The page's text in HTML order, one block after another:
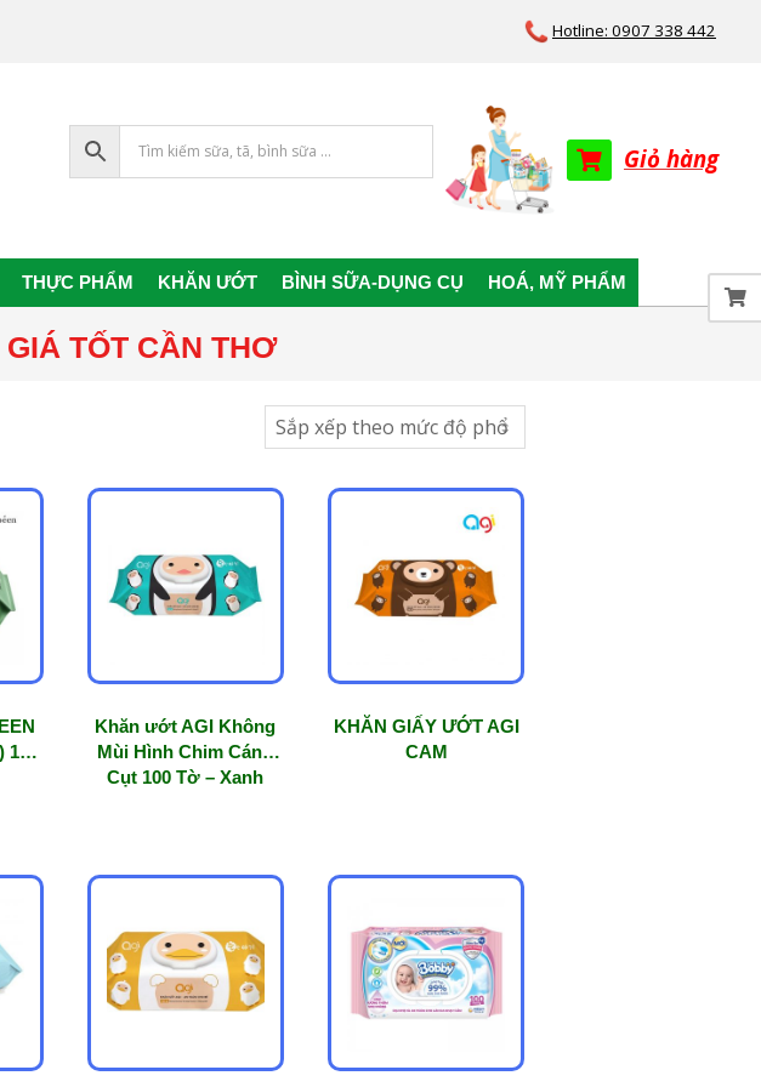
Hotline: 0907 338 442
Giỏ hàng
THỰC PHẨM KHĂN ƯỚT BÌNH SỮA-DỤNG CỤ HOÁ, MỸ PHẨM
TỐT CẦN THƠ
100
Khăn ướt AGI Không
Mùi Hình Chim Cánh
Cụt 100 Tờ – Xanh
KHĂN GIẤY ƯỚT AGI
CAM